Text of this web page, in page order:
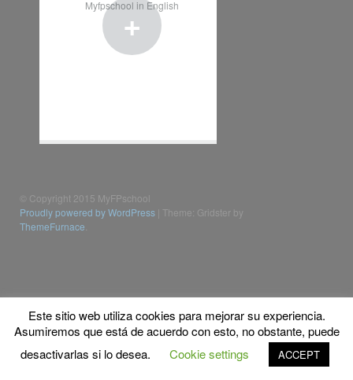
+
Myfpschool in English
© Copyright 2015 MyFPschool
Proudly powered by WordPress Theme: Gridster by
ThemeFurnace
Este sitio web utiliza cookies para mejorar su experiencia.
Asumiremos que está de acuerdo con esto, no obstante, puede
desactivarlas si lo desea.
Cookie settings ACCEPT